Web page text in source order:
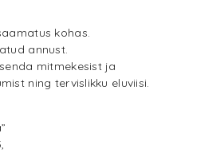
kohas.
annust.
mitmekesist ja
ning tervislikku eluviisi.